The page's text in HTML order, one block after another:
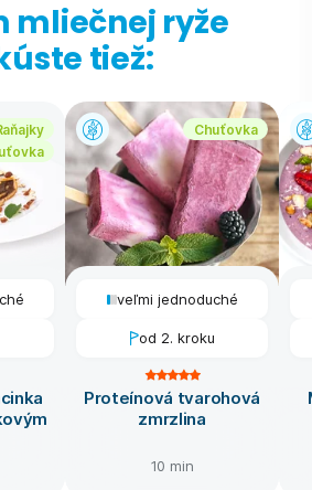
mliečnej ryže
tiež:
Chuťovka
veľmi jednoduché
od 2. kroku
Proteínová tvarohová
zmrzlina
10 min